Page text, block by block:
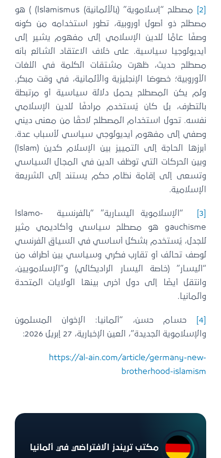
مصطلح “إسلاموية” (بالألمانية) Islamismus) ) هو
مصطلح ذو أصول أوروبية، تطور استخدامه من كونه
وصفًا عامًّا للدين الإسلامي إلى مفهوم يشير إلى
أيديولوجيا سياسية. على خلاف الاعتقاد الشائع بأنه
مصطلح حديث، ظهرت مشتقات الكلمة في اللغات
الأوروبية؛ خصوصًا الإنجليزية والألمانية، في وقت مبكر.
ولم يكن المصطلح يحمل دلالة سياسية أو مرتبطة
بالتطرف، بل كان يُستخدم مرادفًا للدين الإسلامي
نفسه. تحول استخدام المصطلح لاحقًا من معنى ديني
وصفي إلى مفهوم أيديولوجي سياسي لأسباب عدة.
أبرزها الحاجة إلى التمييز بين الإسلام كدين (Islam)
وبين الحركات التي توظف الدين في المجال السياسي
وتسعى إلى إقامة نظام حكم يستند إلى الشريعة
الإسلامية.
“الإسلاموية اليسارية” “بالفرنسية Islamo-
gauchisme هو مصطلح سياسي وأكاديمي مثير
للجدل، يُستخدم بشكل أساسي في السياق الفرنسي
لوصف تحالف أو تقارب فكري وسياسي بين أطراف من
“اليسار” (خاصة اليسار الراديكالي) و”الإسلامويين،
وانتقل أيضًا إلى دول أخرى بينها الولايات المتحدة
وألمانيا.
حسام حسن، “ألمانيا: الإخوان المسلمون
والإسلاموية الجديدة”، العين الإخبارية، 27 إبريل 2026:
https://al-ain.com/article/germany-new-
brotherhood-islamism
مكتب تريندز الافتراضي في ألمانيا